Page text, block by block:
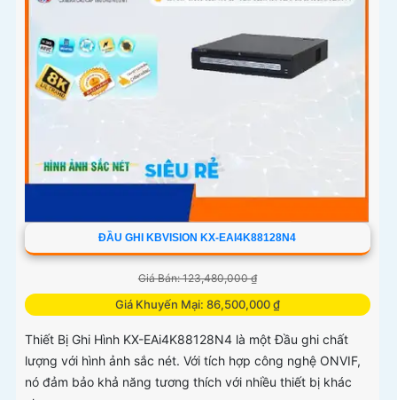
ĐẦU GHI KBVISION KX-EAI4K88128N4
Giá Bán: 123,480,000 ₫
Giá Khuyến Mại: 86,500,000 ₫
Thiết Bị Ghi Hình KX-EAi4K88128N4 là một Đầu ghi chất
lượng với hình ảnh sắc nét. Với tích hợp công nghệ ONVIF,
nó đảm bảo khả năng tương thích với nhiều thiết bị khác